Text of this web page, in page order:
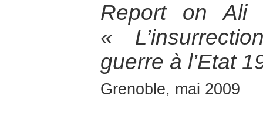
Report on Ali
«
guerre à l’Etat
Grenoble, mai 2009